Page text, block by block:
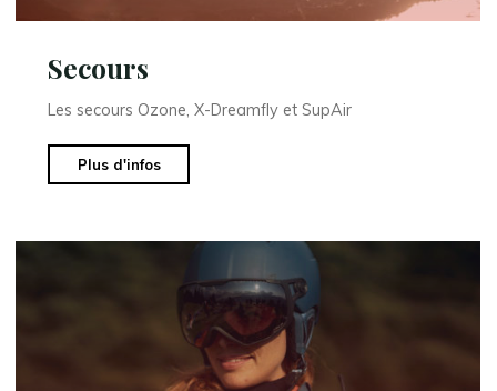
Secours
Les secours Ozone, X-Dreamfly et SupAir
Plus d'infos